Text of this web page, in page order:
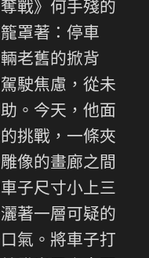
戰》何手殘的
罩著：停車
老舊的掀背
駛焦慮，從未
。今天，他面
挑戰，一條夾
像的畫廊之間
子尺寸小上三
著一層可疑的
氣。將車子打